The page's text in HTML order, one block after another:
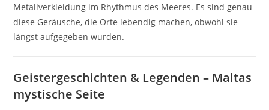
Metallverkleidung im Rhythmus des Meeres. Es sind genau
diese Geräusche, die Orte lebendig machen, obwohl sie
längst aufgegeben wurden.
Geistergeschichten & Legenden – Maltas
mystische Seite